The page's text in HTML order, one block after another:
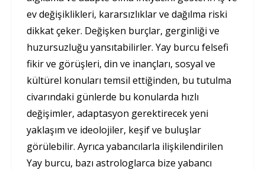
ev değişiklikleri, kararsızlıklar ve dağılma riski
dikkat çeker. Değişken burçlar, gerginliği ve
huzursuzluğu yansıtabilirler. Yay burcu felsefi
fikir ve görüşleri, din ve inançları, sosyal ve
kültürel konuları temsil ettiğinden, bu tutulma
civarındaki günlerde bu konularda hızlı
değişimler, adaptasyon gerektirecek yeni
yaklaşım ve ideolojiler, keşif ve buluşlar
görülebilir. Ayrıca yabancılarla ilişkilendirilen
Yay burcu, bazı astrologlarca bize yabancı